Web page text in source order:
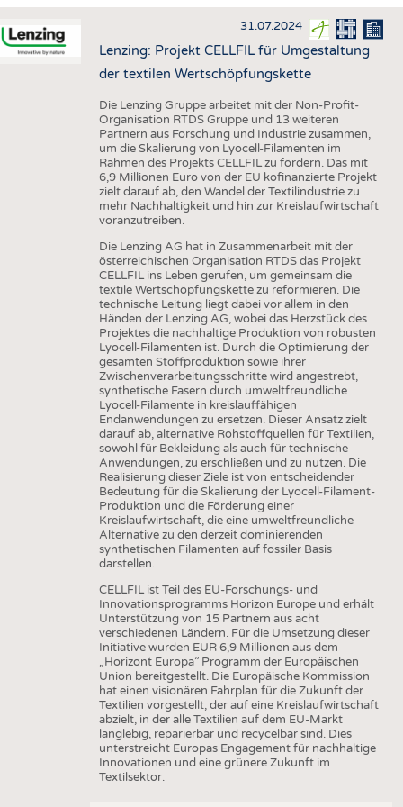
HAUS- UND HEIMTEXTILIEN
BEKLEIDUNG
AUSSCHREIBUNGEN
DTV AUSSCHREIBUNGSDIENST
STATISTICS
ADRESSEN & LINKS
PUBLIKATIONEN
TERMINE
31.07.2024
Lenzing: Projekt CELLFIL für Umgestaltung
der textilen Wertschöpfungskette
Die Lenzing Gruppe arbeitet mit der Non-Profit-
Organisation RTDS Gruppe und 13 weiteren
Partnern aus Forschung und Industrie zusammen,
um die Skalierung von Lyocell-Filamenten im
Rahmen des Projekts CELLFIL zu fördern. Das mit
6,9 Millionen Euro von der EU kofinanzierte Projekt
zielt darauf ab, den Wandel der Textilindustrie zu
mehr Nachhaltigkeit und hin zur Kreislaufwirtschaft
voranzutreiben.
Die Lenzing AG hat in Zusammenarbeit mit der
österreichischen Organisation RTDS das Projekt
CELLFIL ins Leben gerufen, um gemeinsam die
textile Wertschöpfungskette zu reformieren. Die
technische Leitung liegt dabei vor allem in den
Händen der Lenzing AG, wobei das Herzstück des
Projektes die nachhaltige Produktion von robusten
Lyocell-Filamenten ist. Durch die Optimierung der
gesamten Stoffproduktion sowie ihrer
Zwischenverarbeitungsschritte wird angestrebt,
synthetische Fasern durch umweltfreundliche
Lyocell-Filamente in kreislauffähigen
Endanwendungen zu ersetzen. Dieser Ansatz zielt
darauf ab, alternative Rohstoffquellen für Textilien,
sowohl für Bekleidung als auch für technische
Anwendungen, zu erschließen und zu nutzen. Die
Realisierung dieser Ziele ist von entscheidender
Bedeutung für die Skalierung der Lyocell-Filament-
Produktion und die Förderung einer
Kreislaufwirtschaft, die eine umweltfreundliche
Alternative zu den derzeit dominierenden
synthetischen Filamenten auf fossiler Basis
darstellen.
CELLFIL ist Teil des EU-Forschungs- und
Innovationsprogramms Horizon Europe und erhält
Unterstützung von 15 Partnern aus acht
verschiedenen Ländern. Für die Umsetzung dieser
Initiative wurden EUR 6,9 Millionen aus dem
„Horizont Europa” Programm der Europäischen
Union bereitgestellt. Die Europäische Kommission
hat einen visionären Fahrplan für die Zukunft der
Textilien vorgestellt, der auf eine Kreislaufwirtschaft
abzielt, in der alle Textilien auf dem EU-Markt
langlebig, reparierbar und recycelbar sind. Dies
unterstreicht Europas Engagement für nachhaltige
Innovationen und eine grünere Zukunft im
Textilsektor.